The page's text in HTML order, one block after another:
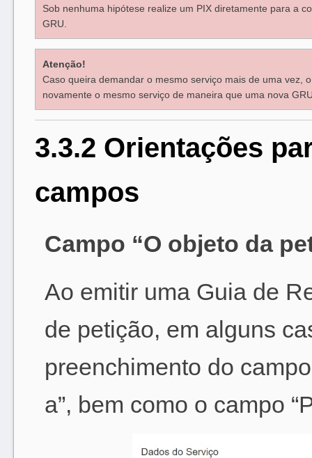
Sob nenhuma hipótese realize um PIX diretamente para a
GRU.
Atenção!
Caso queira demandar o mesmo serviço mais de uma vez,
novamente o mesmo serviço de maneira que uma nova
3.3.2 Orientações
campos
Campo “O objeto da
Ao emitir uma Guia de
de petição, em alguns
preenchimento do
a”, bem como o campo